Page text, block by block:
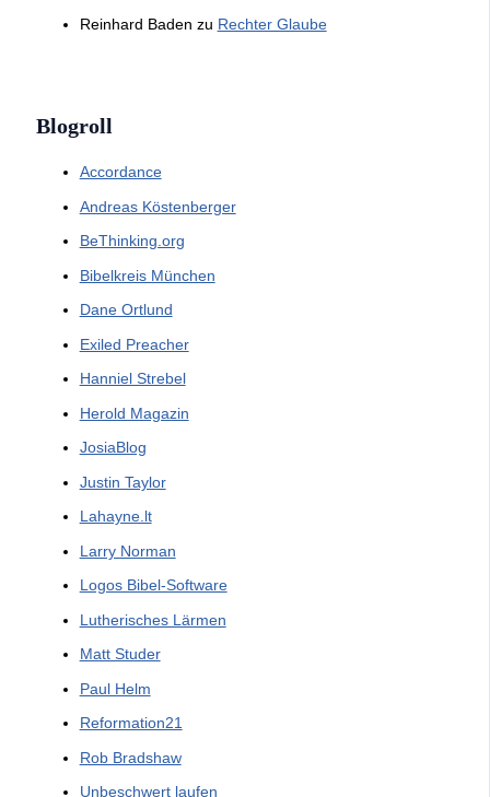
Reinhard Baden zu Rechter Glaube
Blogroll
Accordance
Andreas Köstenberger
BeThinking.org
Bibelkreis München
Dane Ortlund
Exiled Preacher
Hanniel Strebel
Herold Magazin
JosiaBlog
Justin Taylor
Lahayne.lt
Larry Norman
Logos Bibel-Software
Lutherisches Lärmen
Matt Studer
Paul Helm
Reformation21
Rob Bradshaw
Unbeschwert laufen